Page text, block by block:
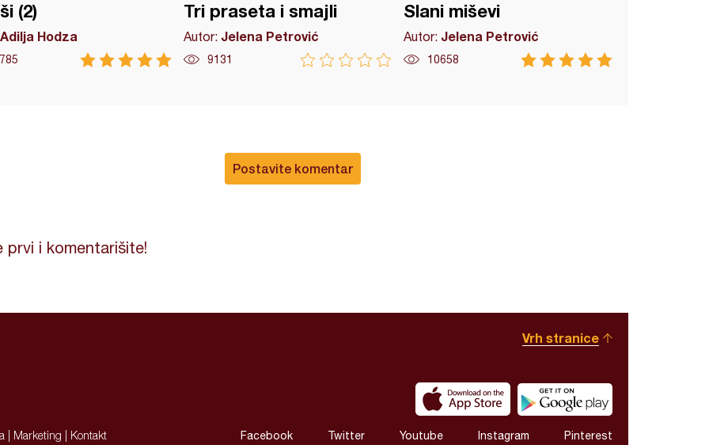
(2)
Adilja Hodza
Tri praseta i smajli
Autor: Jelena Petrović
9131
Slani miševi
Autor: Jelena Petrović
10658
Postavite komentar
prvi i komentarišite!
Vrh stranice
Marketing Kontakt Facebook Twitter Youtube Instagram Pinterest